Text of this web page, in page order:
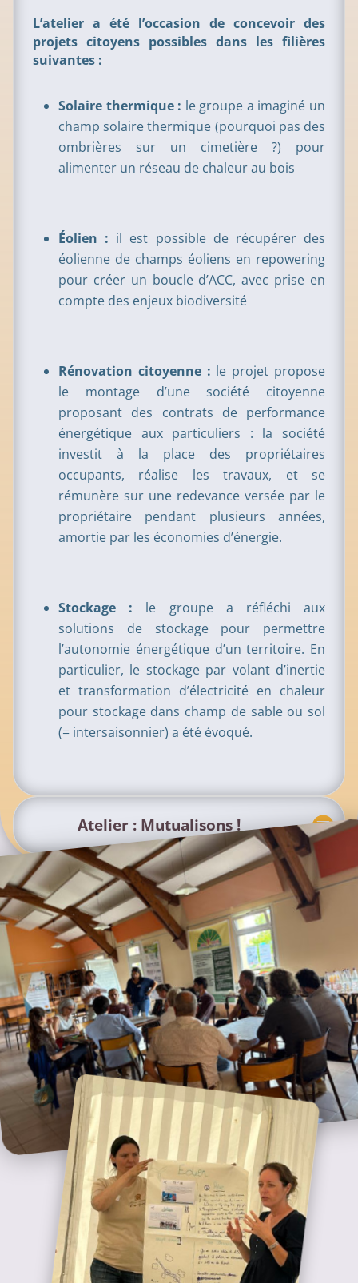
L’atelier a été l’occasion de concevoir des
projets citoyens possibles dans les filières
suivantes :
Solaire thermique : le groupe a imaginé un
champ solaire thermique (pourquoi pas des
ombrières sur un cimetière ?) pour
alimenter un réseau de chaleur au bois
Éolien : il est possible de récupérer des
éolienne de champs éoliens en repowering
pour créer un boucle d’ACC, avec prise en
compte des enjeux biodiversité
Rénovation citoyenne : le projet propose
le montage d’une société citoyenne
proposant des contrats de performance
énergétique aux particuliers : la société
investit à la place des propriétaires
occupants, réalise les travaux, et se
rémunère sur une redevance versée par le
propriétaire pendant plusieurs années,
amortie par les économies d’énergie.
Stockage : le groupe a réfléchi aux
solutions de stockage pour permettre
l’autonomie énergétique d’un territoire. En
particulier, le stockage par volant d’inertie
et transformation d’électricité en chaleur
pour stockage dans champ de sable ou sol
(= intersaisonnier) a été évoqué.
Atelier : Mutualisons !